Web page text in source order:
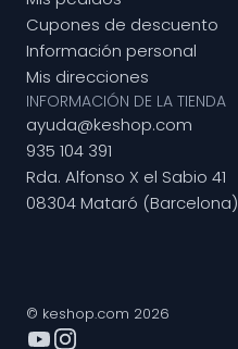
Cupones de descuento
Información personal
Mis direcciones
INFORMACIÓN DE LA TIENDA
ayuda@keshop.com
935 104 391
Rda. Alfonso X el Sabio 41
08304 Mataró (Barcelona)
© keshop.com 2026